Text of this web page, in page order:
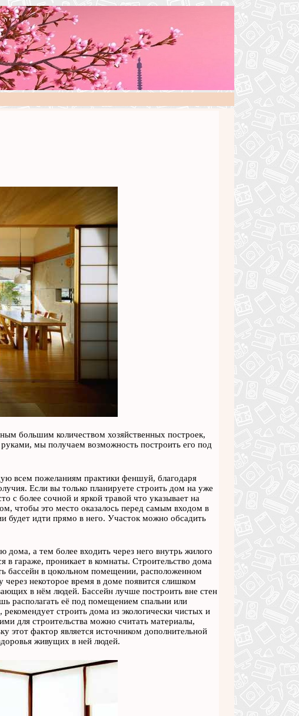
большим количеством хозяйственных построек,
мы получаем возможность построить его под
всем пожеланиям практики феншуй, благодаря
Если вы только планируете строить дом на уже
с более сочной и яркой травой что указывает на
чтобы это место оказалось перед самым входом в
будет идти прямо в него. Участок можно обсадить
дома, а тем более входить через него внутрь жилого
в гараже, проникает в комнаты. Строительство дома
бассейн в цокольном помещении, расположенном
через некоторое время в доме появится слишком
в нём людей. Бассейн лучше построить вне стен
располагать её под помещением спальни или
строить дома из экологически чистых и
для строительства можно считать материалы,
этот фактор является источником дополнительной
живущих в ней людей.